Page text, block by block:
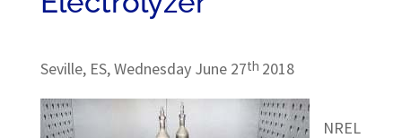
Seville, ES, Wednesday June 27th 2018
NREL